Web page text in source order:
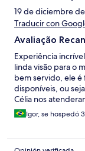
19 de diciembre
Traducir con
Avaliação
Experiência
linda visão para o
bem servido, ele é
disponíveis, ou
Célia nos
Hiolanda que nos
Igor, se hospedó